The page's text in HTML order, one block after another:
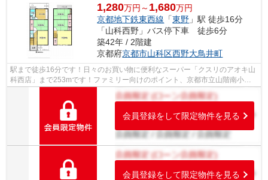
1,280万円～ 1,680万円
京都地下鉄東西線 「東野 」駅 徒歩16分
「山科西野」バス停下車 徒歩6分
築42年 / 2階建
京都府京都市山科区西野大鳥井町
駅まで徒歩16分です！日々のお買い物に便利なスーパー「クスリのアオキ山
科西店」まで253mです！ファミリー向けのポイント、京都市立山階南小学
校が徒歩5分のところにあります！徒歩7...
会員登録をして限定物件を見る
会員登録をして限定物件を見る